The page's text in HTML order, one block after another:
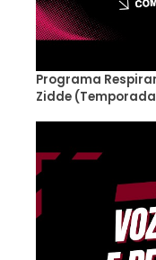
Programa
Zidde